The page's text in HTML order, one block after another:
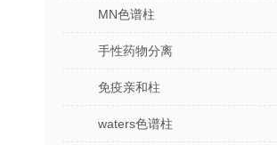
MN色谱柱
手性药物分离
免疫亲和柱
waters色谱柱